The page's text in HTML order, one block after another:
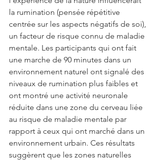
la rumination (pensée répétitive
centrée sur les aspects négatifs de soi),
un facteur de risque connu de maladie
mentale. Les participants qui ont fait
une marche de 90 minutes dans un
environnement naturel ont signalé des
niveaux de rumination plus faibles et
ont montré une activité neuronale
réduite dans une zone du cerveau liée
au risque de maladie mentale par
rapport à ceux qui ont marché dans un
environnement urbain. Ces résultats
suggèrent que les zones naturelles